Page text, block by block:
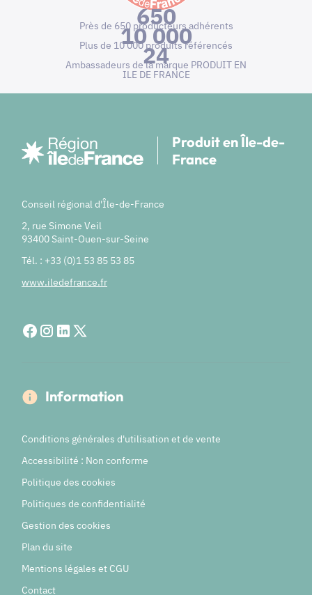
650
Près de 650 producteurs adhérents
10 000
Plus de 10 000 produits référencés
24
Ambassadeurs de la marque PRODUIT EN
ILE DE FRANCE
Produit en Île-de-
France
Conseil régional d'Île-de-France
2, rue Simone Veil
93400 Saint-Ouen-sur-Seine
Tél. : +33 (0)1 53 85 53 85
www.iledefrance.fr
Information
Conditions générales d'utilisation et de vente
Accessibilité : Non conforme
Politique des cookies
Politiques de confidentialité
Gestion des cookies
Plan du site
Mentions légales et CGU
Contact